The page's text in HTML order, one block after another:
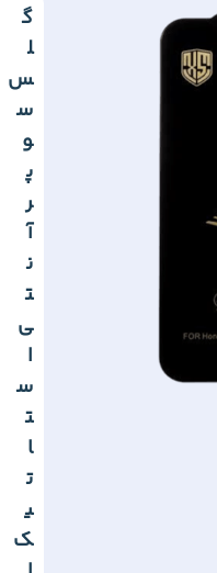
گ
ل
س
س
و
پ
ر
آ
ن
ت
ی
ا
س
ت
ا
ت
ی
ک